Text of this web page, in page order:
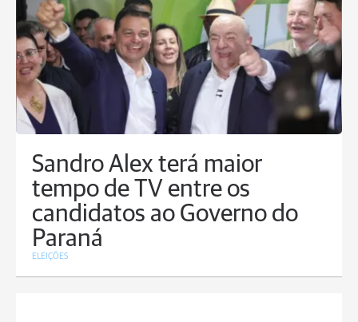
Sandro Alex terá maior
tempo de TV entre os
candidatos ao Governo do
Paraná
ELEIÇÕES